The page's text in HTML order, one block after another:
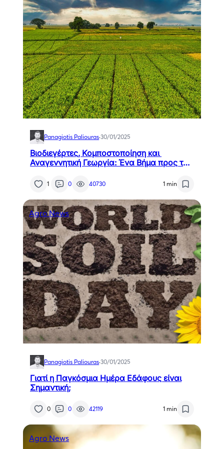
Panagiotis Paliouras·30/01/2025
Βιοδιεγέρτες, Κομποστοποίηση και
Αναγεννητική Γεωργία: Ένα Βήμα προς την
1 0 40730 1 min
Agro News
Panagiotis Paliouras·30/01/2025
Γιατί η Παγκόσμια Ημέρα Εδάφους είναι
Σημαντική;
0 0 42119 1 min
Agro News